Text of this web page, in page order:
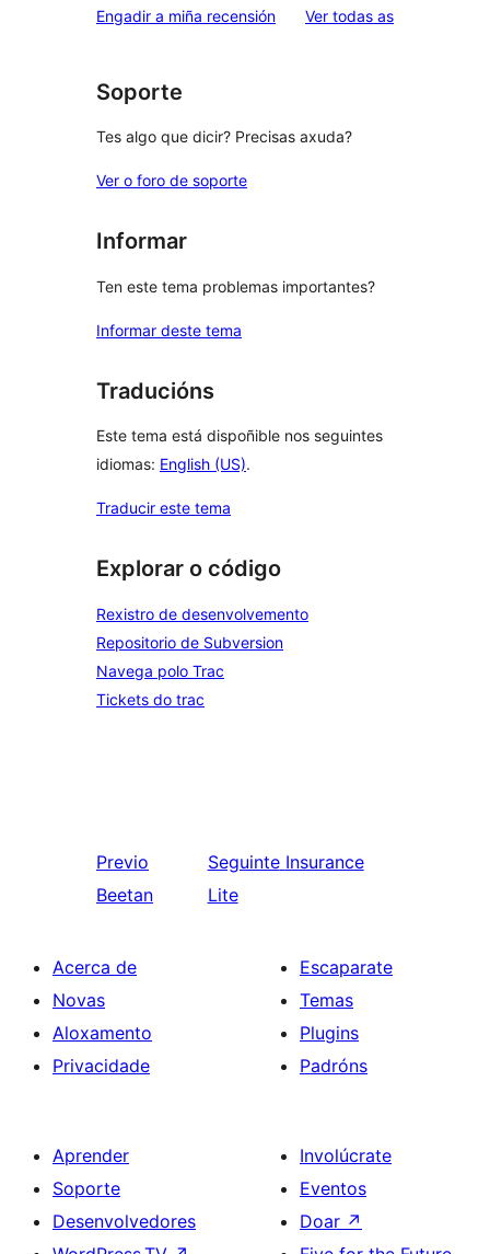
2
de
estrelas
Engadir a miña recensión Ver todas asvaloracións
Soporte
Tes algo que dicir? Precisas axuda?
Ver o foro de soporte
Informar
Ten este tema problemas importantes?
Informar deste tema
Traducións
Este tema está dispoñible nos seguintes
idiomas: English (US).
Traducir este tema
Explorar o código
Rexistro de desenvolvemento
Repositorio de Subversion
Navega polo Trac
Tickets do trac
Previo
Beetan
Seguinte Insurance
Lite
Acerca de
Novas
Aloxamento
Privacidade
Escaparate
Temas
Plugins
Padróns
Aprender
Soporte
Desenvolvedores
Involúcrate
Eventos
Doar ↗